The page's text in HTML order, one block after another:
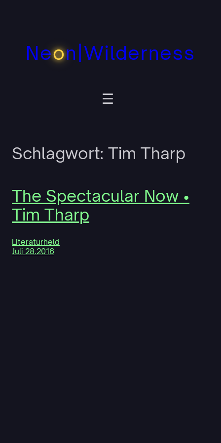
Neon|Wilderness
Schlagwort: Tim Tharp
The Spectacular Now •
Tim Tharp
Literaturheld
Juli 28.2016